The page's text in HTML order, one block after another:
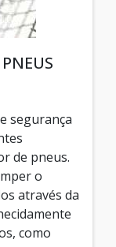
segurança
de pneus.
o
através da
como